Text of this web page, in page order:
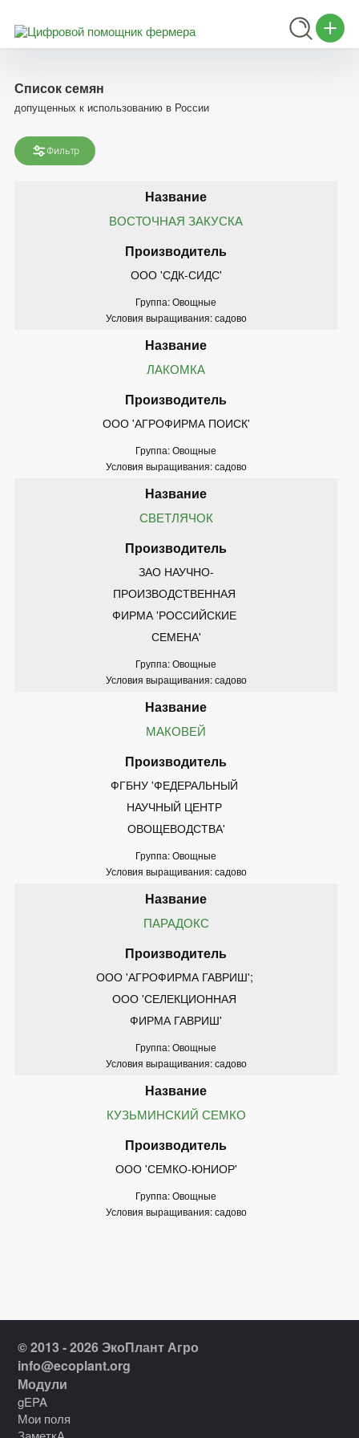
Список семян
допущенных к использованию в России
Фильтр
ВОСТОЧНАЯ ЗАКУСКА
ООО 'СДК-СИДС'
Группа: Овощные
Условия выращивания: садово
ЛАКОМКА
ООО 'АГРОФИРМА ПОИСК'
Группа: Овощные
Условия выращивания: садово
СВЕТЛЯЧОК
ЗАО НАУЧНО-
ПРОИЗВОДСТВЕННАЯ
ФИРМА 'РОССИЙСКИЕ
СЕМЕНА'
Группа: Овощные
Условия выращивания: садово
МАКОВЕЙ
ФГБНУ 'ФЕДЕРАЛЬНЫЙ
НАУЧНЫЙ ЦЕНТР
ОВОЩЕВОДСТВА'
Группа: Овощные
Условия выращивания: садово
ПАРАДОКС
ООО 'АГРОФИРМА ГАВРИШ';
ООО 'СЕЛЕКЦИОННАЯ
ФИРМА ГАВРИШ'
Группа: Овощные
Условия выращивания: садово
КУЗЬМИНСКИЙ СЕМКО
ООО 'СЕМКО-ЮНИОР'
Группа: Овощные
Условия выращивания: садово
© 2013 - 2026 ЭкоПлант Агро
info@ecoplant.org
Модули
gEPA
Мои поля